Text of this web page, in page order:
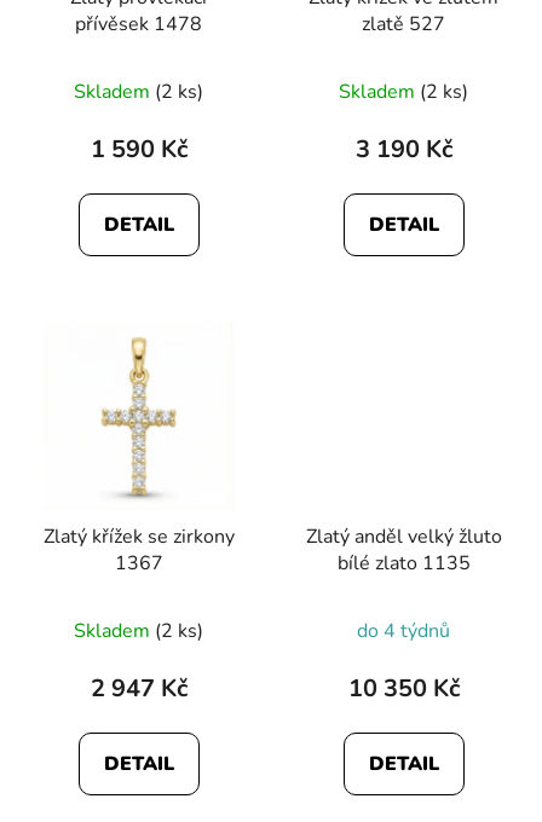
přívěsek 1478
Skladem (2 ks)
1 590 Kč
DETAIL
zlatě 527
Skladem (2 ks)
3 190 Kč
DETAIL
Zlatý křížek se zirkony
1367
Skladem (2 ks)
2 947 Kč
DETAIL
Zlatý anděl velký žluto
bílé zlato 1135
do 4 týdnů
10 350 Kč
DETAIL